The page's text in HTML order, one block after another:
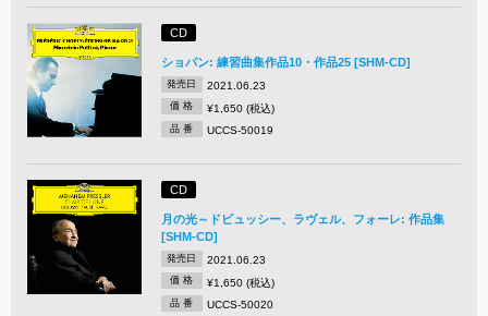
CD
ショパン: 練習曲集作品10・作品25 [SHM-CD]
発売日 2021.06.23
価 格 ¥1,650 (税込)
品 番 UCCS-50019
CD
月の光～ドビュッシー、ラヴェル、フォーレ: 作品集
[SHM-CD]
発売日 2021.06.23
価 格 ¥1,650 (税込)
品 番 UCCS-50020